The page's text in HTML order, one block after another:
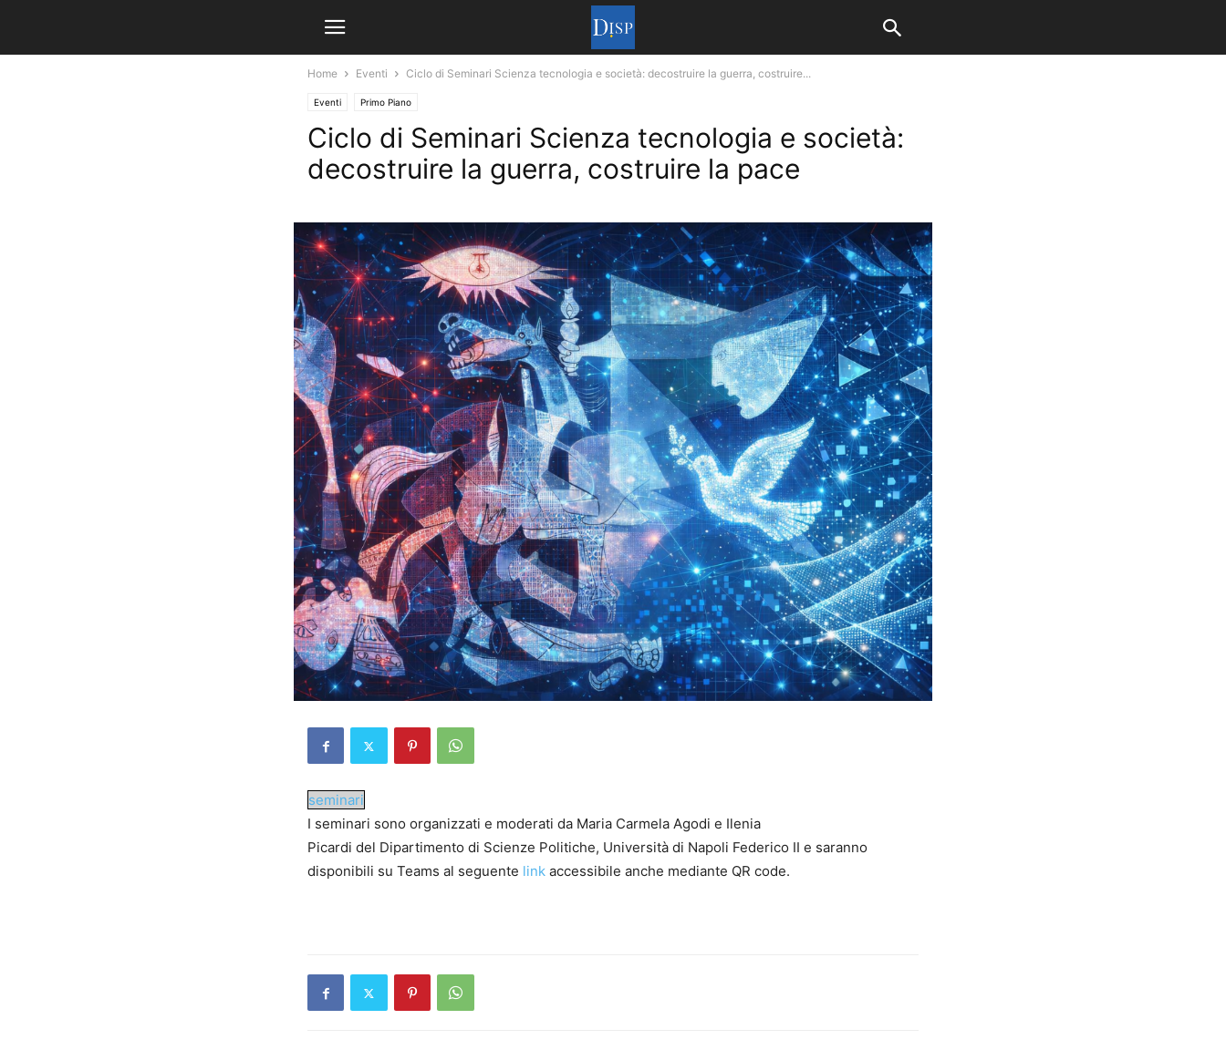
Home Eventi Ciclo di Seminari Scienza tecnologia e società: decostruire la guerra, costruire...
Eventi Primo Piano
Ciclo di Seminari Scienza tecnologia e società:
decostruire la guerra, costruire la pace
seminari
I seminari sono organizzati e moderati da Maria Carmela Agodi e Ilenia
Picardi del Dipartimento di Scienze Politiche, Università di Napoli Federico II e saranno
disponibili su Teams al seguente link accessibile anche mediante QR code.